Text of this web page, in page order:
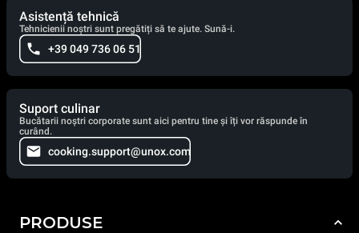
Asistență tehnică
Tehnicienii noștri sunt pregătiți să te ajute. Sună-i.
+39 049 736 06 51
Suport culinar
Bucătarii noștri corporate sunt aici pentru tine și îți vor răspunde în
curând.
cooking.support@unox.com
PRODUSE